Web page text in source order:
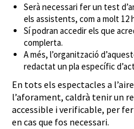
Serà necessari fer un test
els assistents, com a molt 12
Sí podran accedir els que
complerta.
A més, l’organització
redactat un pla específic
En tots els espectacles a
l’aforament, caldrà tenir un
accessible i verificable, per
en cas que fos necessari.